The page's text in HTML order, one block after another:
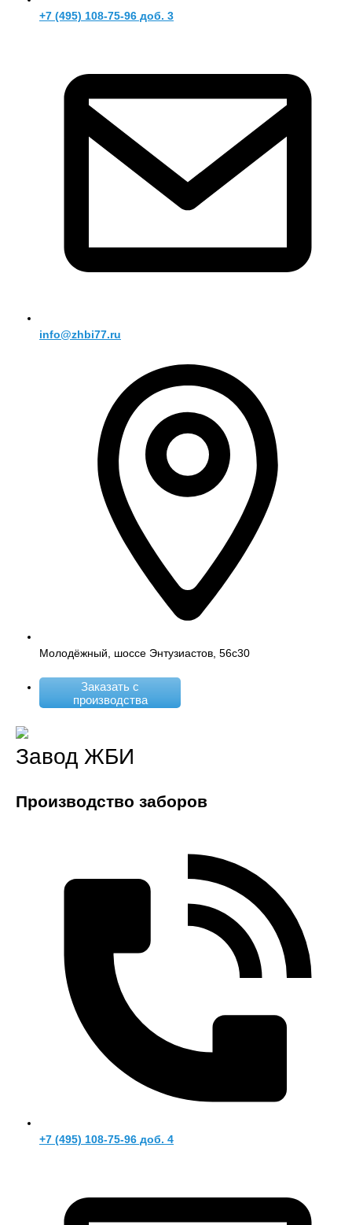
+7 (495) 108-75-96 доб. 3
info@zhbi77.ru
Молодёжный, шоссе Энтузиастов, 56с30
Заказать с
производства
Завод ЖБИ
Производство заборов
+7 (495) 108-75-96 доб. 4